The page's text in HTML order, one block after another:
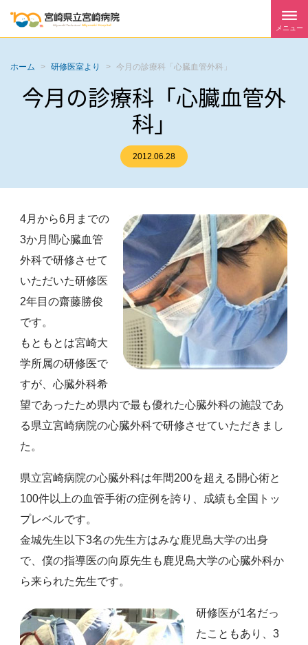
メニュー
ホーム > 研修医室より > 今月の診療科「心臓血管外科」
今月の診療科「心臓血管外
科」
2012.06.28
4月から6月までの
3か月間心臓血管
外科で研修させて
いただいた研修医
2年目の齋藤勝俊
です。
もともとは宮崎大
学所属の研修医で
すが、心臓外科希
望であったため県内で最も優れた心臓外科の施設であ
る県立宮崎病院の心臓外科で研修させていただきまし
た。
県立宮崎病院の心臓外科は年間200を超える開心術と
100件以上の血管手術の症例を誇り、成績も全国トッ
プレベルです。
金城先生以下3名の先生方はみな鹿児島大学の出身
で、僕の指導医の向原先生も鹿児島大学の心臓外科か
ら来られた先生です。
研修医が1名だっ
たこともあり、3